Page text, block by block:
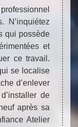
N’inquiétez
qui possède
et
ce travail.
se localise
d’enlever
de
après sa
Atelier